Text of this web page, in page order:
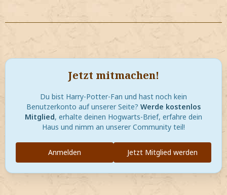
Jetzt mitmachen!
Du bist Harry-Potter-Fan und hast noch kein
Benutzerkonto auf unserer Seite? Werde kostenlos
Mitglied, erhalte deinen Hogwarts-Brief, erfahre dein
Haus und nimm an unserer Community teil!
Jetzt Mitglied werden
Anmelden